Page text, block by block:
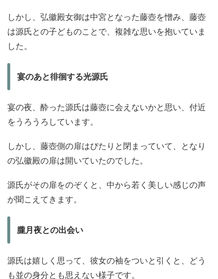
しかし、弘徽殿女御は中宮となった藤壺を憎み、藤壺
は源氏との子どものことで、複雑な思いを抱いていま
した。
宴のあと徘徊する光源氏
宴の夜、酔った源氏は藤壺に会えないかと思い、付近
をうろうろしています。
しかし、藤壺側の扉はぴたりと閉まっていて、となり
の弘徽殿の扉は開いていたのでした。
源氏がその扉をのぞくと、中から若く美しい感じの声
が聞こえてきます。
朧月夜との出会い
源氏は嬉しく思って、彼女の袖をついと引くと、どう
も並の身分とも思えない様子です。